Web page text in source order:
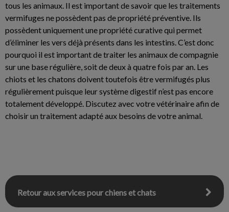
tous les animaux. Il est important de savoir que les traitements
vermifuges ne possèdent pas de propriété préventive. Ils
possèdent uniquement une propriété curative qui permet
d’éliminer les vers déjà présents dans les intestins. C’est donc
pourquoi il est important de traiter les animaux de compagnie
sur une base régulière, soit de deux à quatre fois par an. Les
chiots et les chatons doivent toutefois être vermifugés plus
régulièrement puisque leur système digestif n’est pas encore
totalement développé. Discutez avec votre vétérinaire afin de
choisir un traitement adapté aux besoins de votre animal.
Retour aux services pour chiens et chats